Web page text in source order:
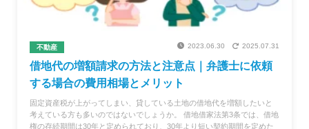
不動産 2023.06.30 2025.07.31
借地代の増額請求の方法と注意点｜弁護士に依頼
する場合の費用相場とメリット
固定資産税が上がってしまい、貸している土地の借地代を増額したいと
考えている方も多いのではないでしょうか。 借地借家法第3条では、借地
権の存続期間は30年と定められており、30年より短い契約期間を定めた